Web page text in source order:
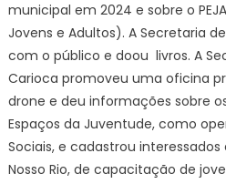
municipal em 2024 e sobre o
Jovens e Adultos). A Secretaria
com o público e doou livros. A
Carioca promoveu uma oficina
drone e deu informações sobre
Espaços da Juventude, como
Sociais, e cadastrou
Nosso Rio, de capacitação de